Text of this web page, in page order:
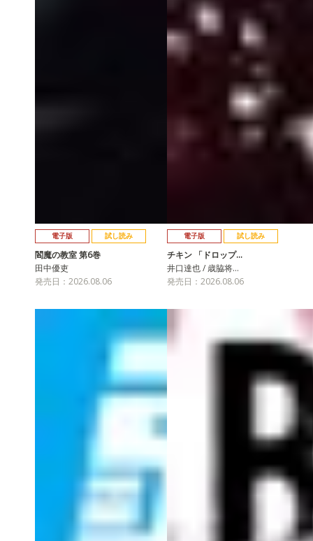
電子版 試し読み
閻魔の教室 第6巻
田中優吏
発売日：2026.08.06
電子版 試し読み
チキン 「ドロップ…
井口達也 / 歳脇将…
発売日：2026.08.06